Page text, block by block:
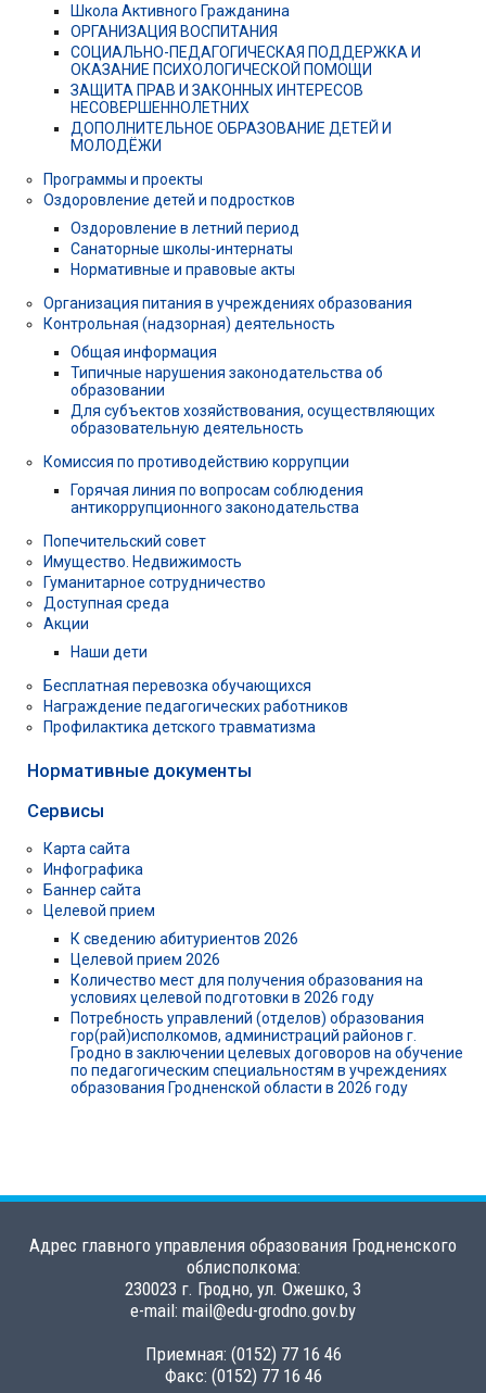
Школа Активного Гражданина
ОРГАНИЗАЦИЯ ВОСПИТАНИЯ
СОЦИАЛЬНО-ПЕДАГОГИЧЕСКАЯ ПОДДЕРЖКА И
ОКАЗАНИЕ ПСИХОЛОГИЧЕСКОЙ ПОМОЩИ
ЗАЩИТА ПРАВ И ЗАКОННЫХ ИНТЕРЕСОВ
НЕСОВЕРШЕННОЛЕТНИХ
ДОПОЛНИТЕЛЬНОЕ ОБРАЗОВАНИЕ ДЕТЕЙ И
МОЛОДЁЖИ
Программы и проекты
Оздоровление детей и подростков
Оздоровление в летний период
Санаторные школы-интернаты
Нормативные и правовые акты
Организация питания в учреждениях образования
Контрольная (надзорная) деятельность
Общая информация
Типичные нарушения законодательства об
образовании
Для субъектов хозяйствования, осуществляющих
образовательную деятельность
Комиссия по противодействию коррупции
Горячая линия по вопросам соблюдения
антикоррупционного законодательства
Попечительский совет
Имущество. Недвижимость
Гуманитарное сотрудничество
Доступная среда
Акции
Наши дети
Бесплатная перевозка обучающихся
Награждение педагогических работников
Профилактика детского травматизма
Нормативные документы
Сервисы
Карта сайта
Инфографика
Баннер сайта
Целевой прием
К сведению абитуриентов 2026
Целевой прием 2026
Количество мест для получения образования на
условиях целевой подготовки в 2026 году
Потребность управлений (отделов) образования
гор(рай)исполкомов, администраций районов г.
Гродно в заключении целевых договоров на обучение
по педагогическим специальностям в учреждениях
образования Гродненской области в 2026 году
Адрес главного управления образования Гродненского
облисполкома:
230023 г. Гродно, ул. Ожешко, 3
e-mail: mail@edu-grodno.gov.by
Приемная: (0152) 77 16 46
Факс: (0152) 77 16 46